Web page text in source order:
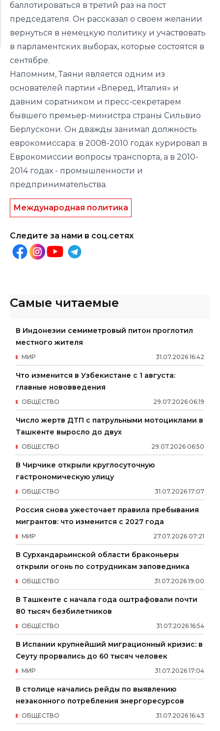
баллотироваться в третий раз на пост
председателя. Он рассказал о своем желании
вернуться в немецкую политику и участвовать
в парламентских выборах, которые состоятся в
сентябре.
Напомним, Таяни является одним из
основателей партии «Вперед, Италия» и
давним соратником и пресс-секретарем
бывшего премьер-министра страны Сильвио
Берлускони. Он дважды занимал должность
еврокомиссара: в 2008-2010 годах курировал в
Еврокомиссии вопросы транспорта, а в 2010-
2014 годах - промышленности и
предпринимательства.
Международная политика
Следите за нами в соц.сетях
Самые читаемые
В Индонезии семиметровый питон проглотил
местного жителя
31.07.2026 16:42
МИР
Что изменится в Узбекистане с 1 августа:
главные нововведения
29.07.2026 06:19
ОБЩЕСТВО
Число жертв ДТП с патрульными мотоциклами в
Ташкенте выросло до двух
29.07.2026 06:50
ОБЩЕСТВО
В Чирчике открыли круглосуточную
гастрономическую улицу
31.07.2026 17:07
ОБЩЕСТВО
Россия снова ужесточает правила пребывания
мигрантов: что изменится с 2027 года
27.07.2026 07:21
МИР
В Сурхандарьинской области браконьеры
открыли огонь по сотрудникам заповедника
31.07.2026 19:00
ОБЩЕСТВО
В Ташкенте с начала года оштрафовали почти
80 тысяч безбилетников
31.07.2026 16:54
ОБЩЕСТВО
В Испании крупнейший миграционный кризис: в
Сеуту прорвались до 60 тысяч человек
31.07.2026 17:04
МИР
В столице начались рейды по выявлению
незаконного потребления энергоресурсов
31.07.2026 16:43
ОБЩЕСТВО